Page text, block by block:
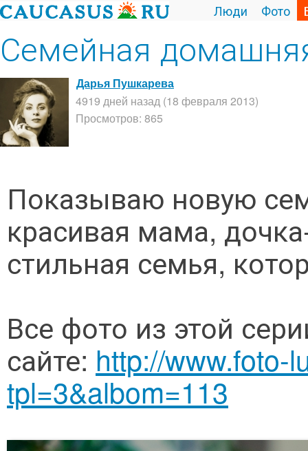
Люди Фото
Семейная
Дарья Пушкарева
4919 дней назад (18 февраля 2013)
Просмотров: 865
Показываю новую
красивая мама,
стильная семья,
Все фото из этой
сайте: http://www.foto-
tpl=3&albom=113